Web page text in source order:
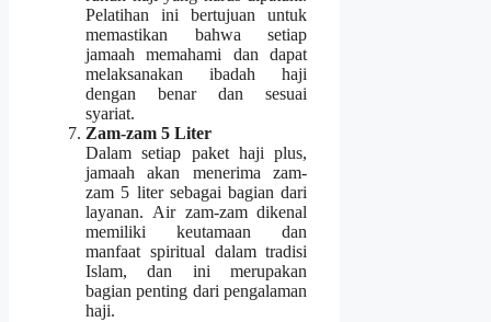
Pelatihan ini bertujuan untuk
memastikan bahwa setiap
jamaah memahami dan dapat
melaksanakan ibadah haji
dengan benar dan sesuai
syariat.
Zam-zam 5 Liter
Dalam setiap paket haji plus,
jamaah akan menerima zam-
zam 5 liter sebagai bagian dari
layanan. Air zam-zam dikenal
memiliki keutamaan dan
manfaat spiritual dalam tradisi
Islam, dan ini merupakan
bagian penting dari pengalaman
haji.